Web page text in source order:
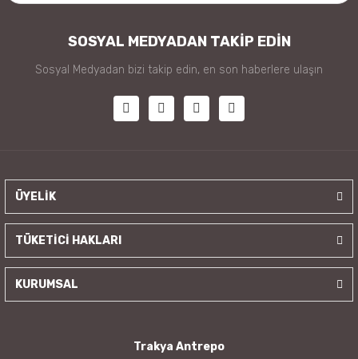
SOSYAL MEDYADAN TAKİP EDİN
Sosyal Medyadan bizi takip edin, en son haberlere ulaşın
ÜYELİK
TÜKETİCİ HAKLARI
KURUMSAL
Trakya Antrepo